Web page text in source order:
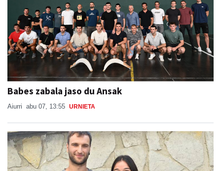
Babes zabala jaso du Ansak